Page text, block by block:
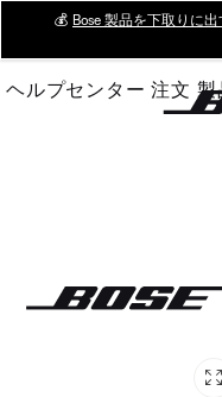
Main
💰 Bose 製品を下取りに
ヘルプセンター 注文 製